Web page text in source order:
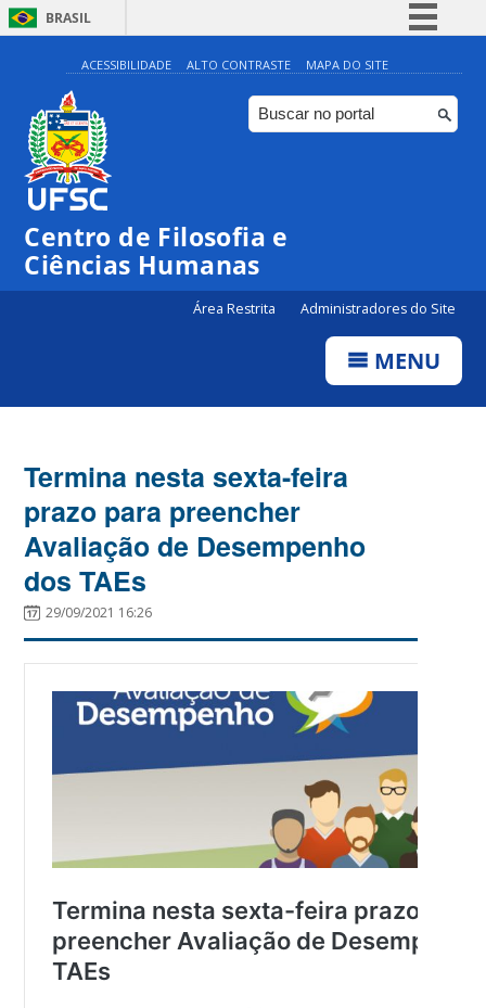
BRASIL
Simplifique!
Comunica BR
Participe
ACESSIBILIDADE ALTO CONTRASTE MAPA DO SITE
Centro de Filosofia e
Ciências Humanas
Área Restrita Administradores do Site
MENU
Termina nesta sexta-feira
prazo para preencher
Avaliação de Desempenho
dos TAEs
29/09/2021 16:26